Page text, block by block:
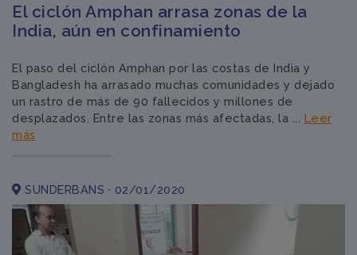
El ciclón Amphan arrasa zonas de la
India, aún en confinamiento
El paso del ciclón Amphan por las costas de India y
Bangladesh ha arrasado muchas comunidades y dejado
un rastro de más de 90 fallecidos y millones de
desplazados. Entre las zonas más afectadas, la ... Leer
más
SUNDERBANS · 02/01/2020